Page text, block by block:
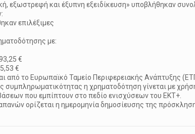
εξωστρεφή και έξυπνη εξειδίκευση» υποβλήθηκαν
επιλέξιμες
με:
€
€
από το Ευρωπαϊκό Ταμείο Περιφερειακής Ανάπτυξης
συμπληρωματικότητας η χρηματοδότηση γίνεται με
που εμπίπτουν στο πεδίο ενισχύσεων του ΕΚΤ+.
ορίζεται η ημερομηνία δημοσίευσης της